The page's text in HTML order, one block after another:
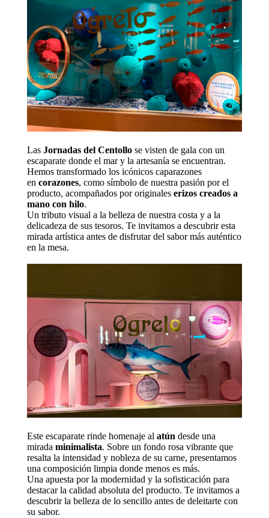
Las Jornadas del Centollose visten de gala con un
escaparate donde el mar y la artesanía se encuentran.
Hemos transformado los icónicos caparazones
en corazones, como símbolo de nuestra pasión por el
producto, acompañados por originales erizos creados a
mano con hilo.
Un tributo visual a la belleza de nuestra costa y a la
delicadeza de sus tesoros. Te invitamos a descubrir esta
mirada artística antes de disfrutar del sabor más auténtico
en la mesa.
Este escaparate rinde homenaje al atún desde una
mirada minimalista. Sobre un fondo rosa vibrante que
resalta la intensidad y nobleza de su carne, presentamos
una composición limpia donde menos es más.
Una apuesta por la modernidad y la sofisticación para
destacar la calidad absoluta del producto. Te invitamos a
descubrir la belleza de lo sencillo antes de deleitarte con
su sabor.